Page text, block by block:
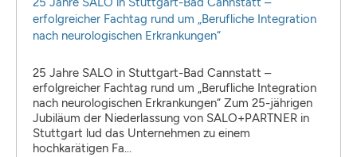
erfolgreicher Fachtag rund um „Berufliche Integration
nach neurologischen Erkrankungen“
25 Jahre SALO in Stuttgart-Bad Cannstatt –
erfolgreicher Fachtag rund um „Berufliche Integration
nach neurologischen Erkrankungen“ Zum 25-jährigen
Jubiläum der Niederlassung von SALO+PARTNER in
Stuttgart lud das Unternehmen zu einem
hochkarätigen Fa...